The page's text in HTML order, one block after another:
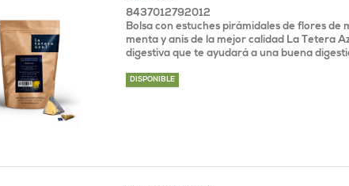
8437012792012
Bolsa con estuches pirámidales de flores de
menta y anís de la mejor calidad La Tetera
digestiva que te ayudará a una buena
DISPONIBLE